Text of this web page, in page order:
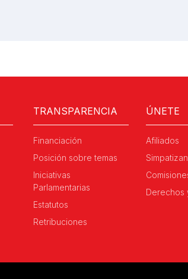
TRANSPARENCIA
Financiación
Posición sobre temas
Iniciativas
Parlamentarias
Estatutos
Retribuciones
ÚNETE
Afiliados
Derechos